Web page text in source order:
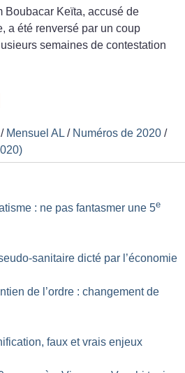
Boubacar Keïta, accusé de
a été renversé par un coup
semaines de contestation
/ Mensuel AL / Numéros de 2020 /
: ne pas fantasmer une 5e
sanitaire dicté par l’économie
de l’ordre : changement de
faux et vrais enjeux